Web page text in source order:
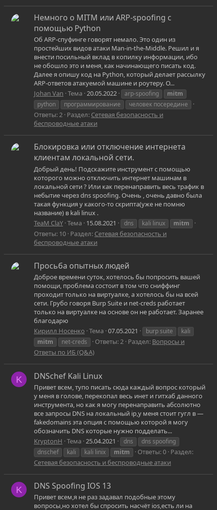
Немного о MITM или ARP-spoofing с
помощью Python
Об ARP-спуфинге говорят немало. Это один из
простейших видов атаки Man-in-the-Middle. Решил и я
внести посильный вклад в копилку информации, ибо
не обошло это и меня, как начинающего писать код.
Далее я опишу код на Python, который делает рассылку
ARP-ответов атакуемой машине и роутеру. О...
Johan Van Тема 20.05.2022 arp-spoofing
mitm
python
программирование человек посередине
Ответы: 2 Раздел: Сетевая безопасность и
беспроводные атаки
Блокировка или отключение интернета
клиентам локальной сети.
Добрый день! Подскажите инструмент с помощью
которого можно отключить интернет машинам в
локальной сети ? Или как перенаправить весь трафик в
небытие через dns spoofing. Очень , очень давно была
такая функция у какого-то скрипта(уже не помню
название) в kali linux .
TeaM ClaY Тема 15.08.2021 dns kali linux mitm
Ответы: 10 Раздел: Сетевая безопасность и
беспроводные атаки
Просьба опытных людей
Доброе времени суток, хотелось бы попросить вашей
помощи, проблема состоит в том что сниффинг
проходит только на виртуалке, а хотелось бы на всей
сети. Грубо говоря Burp Suite и net-creds работает
только на виртуалке на основе он не работает. Заранее
благодарю
Кирилл Носенко Тема 07.05.2021 burp suite
kali
mitm
net-creds Ответы: 2 Раздел: Вопросы и
Ответы по ИБ (Q&A)
K DNSchef Kali Linux
Привет всем, тупо писать сюда каждый вопрос который
у меня в голове, перекопал весь инет и гитхаб данного
инструмента, но как я могу перенаправить абсолютно
все запросы DNS на локальный ip,у меня стоит гугл в —
fakedomains эта опция с помощью которой я могу
обозначить DNS которые нужно подделать...
KryptonH Тема 25.04.2021 dns
dns spoofing
dnschef
kali kali linix mitm Ответы: 0 Раздел:
Сетевая безопасность и беспроводные атаки
K DNS Spoofing IOS 13
Привет всем,я не раз задавал подобные этому
вопросы,но хотел бы спросить насчёт ios,есть ли на